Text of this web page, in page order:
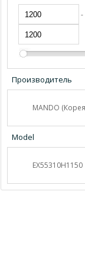
-
Производитель
MANDO
Model
EX55310H1150